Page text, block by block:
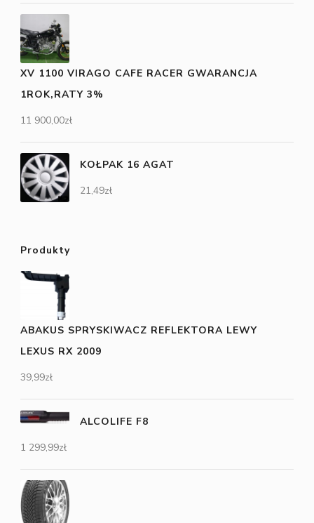
XV 1100 VIRAGO CAFE RACER GWARANCJA
1ROK,RATY 3%
11 900,00zł
KOŁPAK 16 AGAT
21,49zł
Produkty
ABAKUS SPRYSKIWACZ REFLEKTORA LEWY
LEXUS RX 2009
39,99zł
ALCOLIFE F8
1 299,99zł